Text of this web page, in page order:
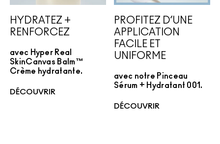
HYDRATEZ +
RENFORCEZ
avec Hyper Real
SkinCanvas Balm™
Crème hydratante.
DÉCOUVRIR
PROFITEZ D’UNE
APPLICATION
FACILE ET
UNIFORME
avec notre Pinceau
Sérum + Hydratant 001.
DÉCOUVRIR